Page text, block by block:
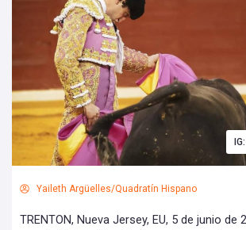
Yaileth Argüelles/Quadratín Hispano
TRENTON, Nueva Jersey, EU, 5 de junio de